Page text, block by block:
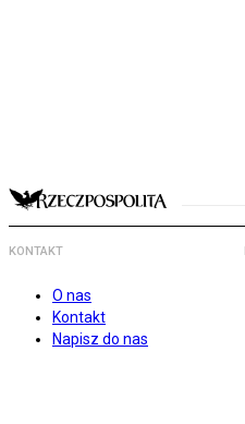
KONTAKT
O nas
Kontakt
Napisz do nas